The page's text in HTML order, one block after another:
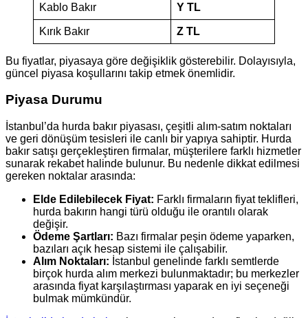
Kablo Bakır Y TL
Kırık Bakır Z TL
Bu fiyatlar, piyasaya göre değişiklik gösterebilir. Dolayısıyla,
güncel piyasa koşullarını takip etmek önemlidir.
Piyasa Durumu
İstanbul’da hurda bakır piyasası, çeşitli alım-satım noktaları
ve geri dönüşüm tesisleri ile canlı bir yapıya sahiptir. Hurda
bakır satışı gerçekleştiren firmalar, müşterilere farklı hizmetler
sunarak rekabet halinde bulunur. Bu nedenle dikkat edilmesi
gereken noktalar arasında:
Elde Edilebilecek Fiyat: Farklı firmaların fiyat teklifleri,
hurda bakırın hangi türü olduğu ile orantılı olarak
değişir.
Ödeme Şartları: Bazı firmalar peşin ödeme yaparken,
bazıları açık hesap sistemi ile çalışabilir.
Alım Noktaları: İstanbul genelinde farklı semtlerde
birçok hurda alım merkezi bulunmaktadır; bu merkezler
arasında fiyat karşılaştırması yaparak en iyi seçeneği
bulmak mümkündür.